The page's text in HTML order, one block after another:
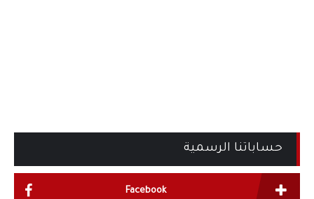
حساباتنا الرسمية
Facebook